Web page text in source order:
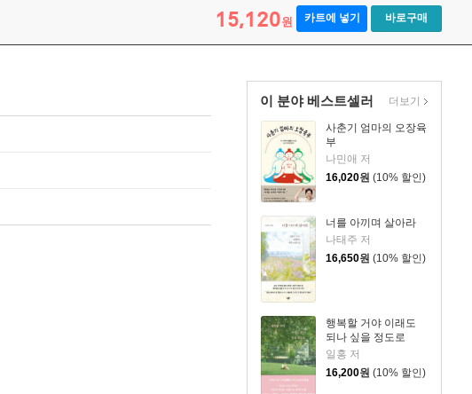
15,120원 카트에 넣기 바로구매
이 분야 베스트셀러
사춘기 엄마의 오장육
부
나민애 저
16,020원 (10% 할인)
너를 아끼며 살아라
나태주 저
16,650원 (10% 할인)
행복할 거야 이래도
되나 싶을 정도로
일홍 저
16,200원 (10% 할인)
더보기